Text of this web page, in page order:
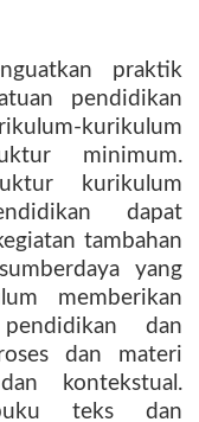
praktik
pendidikan
kurikulum
minimum.
kurikulum
dapat
tambahan
yang
memberikan
dan
dan materi
kontekstual.
teks dan